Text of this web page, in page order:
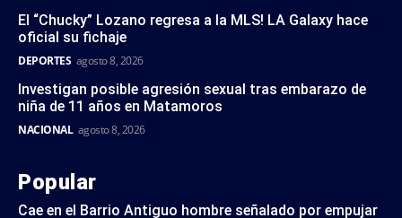
El “Chucky” Lozano regresa a la MLS! LA Galaxy hace
oficial su fichaje
DEPORTES agosto 8, 2026
Investigan posible agresión sexual tras embarazo de
niña de 11 años en Matamoros
NACIONAL agosto 8, 2026
Popular
Cae en el Barrio Antiguo hombre señalado por empujar